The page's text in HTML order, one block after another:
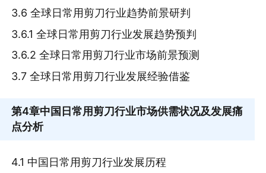
3.6 全球日常用剪刀行业趋势前景研判
3.6.1 全球日常用剪刀行业发展趋势预判
3.6.2 全球日常用剪刀行业市场前景预测
3.7 全球日常用剪刀行业发展经验借鉴
第4章中国日常用剪刀行业市场供需状况及发展痛
点分析
4.1 中国日常用剪刀行业发展历程